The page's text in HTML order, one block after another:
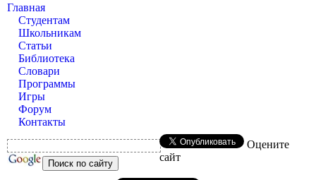
Главная
Студентам
Школьникам
Статьи
Библиотека
Словари
Программы
Игры
Форум
Контакты
Оцените
сайт